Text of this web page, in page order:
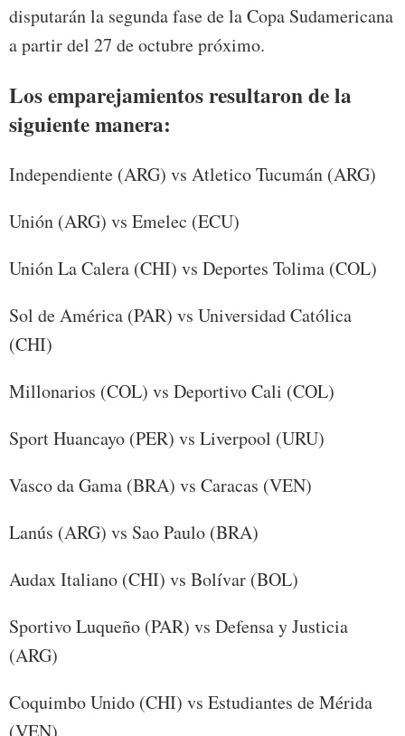
disputarán la segunda fase de la Copa Sudamericana
a partir del 27 de octubre próximo.
Los emparejamientos resultaron de la
siguiente manera:
Independiente (ARG) vs Atletico Tucumán (ARG)
Unión (ARG) vs Emelec (ECU)
Unión La Calera (CHI) vs Deportes Tolima (COL)
Sol de América (PAR) vs Universidad Católica
(CHI)
Millonarios (COL) vs Deportivo Cali (COL)
Sport Huancayo (PER) vs Liverpool (URU)
Vasco da Gama (BRA) vs Caracas (VEN)
Lanús (ARG) vs Sao Paulo (BRA)
Audax Italiano (CHI) vs Bolívar (BOL)
Sportivo Luqueño (PAR) vs Defensa y Justicia
(ARG)
Coquimbo Unido (CHI) vs Estudiantes de Mérida
(VEN)